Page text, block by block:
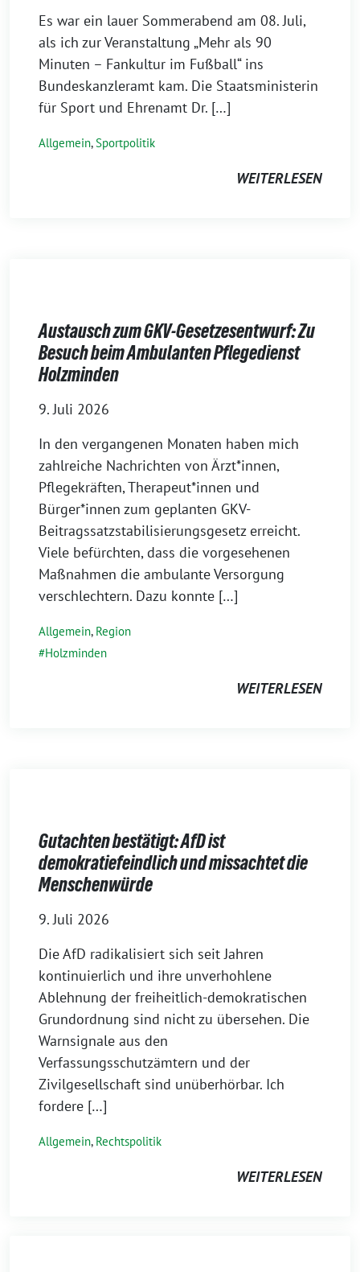
Es war ein lauer Sommerabend am 08. Juli,
als ich zur Veranstaltung „Mehr als 90
Minuten – Fankultur im Fußball“ ins
Bundeskanzleramt kam. Die Staatsministerin
für Sport und Ehrenamt Dr. […]
Allgemein,Sportpolitik
WEITERLESEN
Austausch zum GKV-Gesetzesentwurf: Zu
Besuch beim Ambulanten Pflegedienst
Holzminden
9. Juli 2026
In den vergangenen Monaten haben mich
zahlreiche Nachrichten von Ärzt*innen,
Pflegekräften, Therapeut*innen und
Bürger*innen zum geplanten GKV-
Beitragssatzstabilisierungsgesetz erreicht.
Viele befürchten, dass die vorgesehenen
Maßnahmen die ambulante Versorgung
verschlechtern. Dazu konnte […]
Allgemein, Region
Holzminden
WEITERLESEN
Gutachten bestätigt: AfD ist
demokratiefeindlich und missachtet die
Menschenwürde
9. Juli 2026
Die AfD radikalisiert sich seit Jahren
kontinuierlich und ihre unverhohlene
Ablehnung der freiheitlich-demokratischen
Grundordnung sind nicht zu übersehen. Die
Warnsignale aus den
Verfassungsschutzämtern und der
Zivilgesellschaft sind unüberhörbar. Ich
fordere […]
Allgemein, Rechtspolitik
WEITERLESEN